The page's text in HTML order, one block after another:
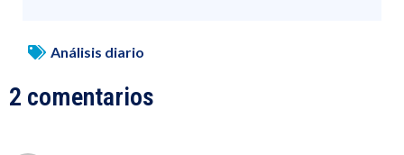
Análisis diario
2 comentarios